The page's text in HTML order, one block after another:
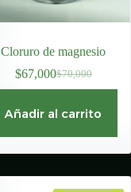
Cloruro de magnesio
$70,000
El
original
$70,000.
$67,000El
actual
$67,000.
Añadir al carrito